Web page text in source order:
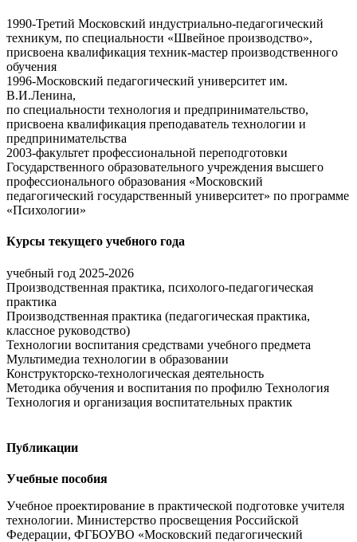
1990-Третий Московский индустриально-педагогический
техникум, по специальности «Швейное производство»,
присвоена квалификация техник-мастер производственного
обучения
1996-Московский педагогический университет им.
В.И.Ленина,
по специальности технология и предпринимательство,
присвоена квалификация преподаватель технологии и
предпринимательства
2003-факультет профессиональной переподготовки
Государственного образовательного учреждения высшего
профессионального образования «Московский
педагогический государственный университет» по программе
«Психологии»
Курсы текущего учебного года
учебный год 2025-2026
Производственная практика, психолого-педагогическая
практика
Производственная практика (педагогическая практика,
классное руководство)
Технологии воспитания средствами учебного предмета
Мультимедиа технологии в образовании
Конструкторско-технологическая деятельность
Методика обучения и воспитания по профилю Технология
Технология и организация воспитательных практик
Публикации
Учебные пособия
Учебное проектирование в практической подготовке учителя
технологии. Министерство просвещения Российской
Федерации, ФГБОУВО «Московский педагогический